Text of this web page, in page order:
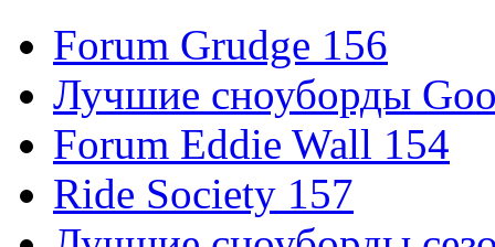
Forum Grudge 156
Лучшие сноуборды
Forum Eddie Wall 154
Ride Society 157